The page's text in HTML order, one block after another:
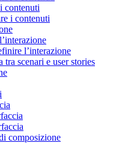
contenuti
i contenuti
l’interazione
tra scenari e user stories
composizione